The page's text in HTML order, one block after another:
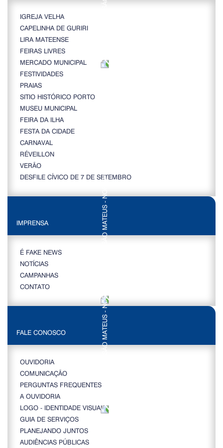
IGREJA VELHA
CAPELINHA DE GURIRI
LIRA MATEENSE
FEIRAS LIVRES
MERCADO MUNICIPAL
FESTIVIDADES
PRAIAS
SITIO HISTÓRICO PORTO
MUSEU MUNICIPAL
FEIRA DA ILHA
FESTA DA CIDADE
CARNAVAL
RÉVEILLON
VERÃO
DESFILE CÍVICO DE 7 DE SETEMBRO
IMPRENSA
É FAKE NEWS
NOTÍCIAS
CAMPANHAS
CONTATO
FALE CONOSCO
OUVIDORIA
COMUNICAÇÃO
PERGUNTAS FREQUENTES
A OUVIDORIA
LOGO - IDENTIDADE VISUAL
GUIA DE SERVIÇOS
PLANEJANDO JUNTOS
AUDIÊNCIAS PÚBLICAS